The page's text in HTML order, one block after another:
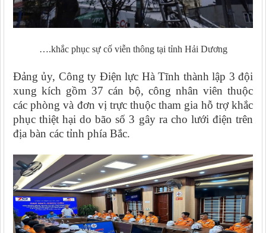
….khắc phục sự cố viễn thông tại tỉnh Hải Dương
Đảng ủy, Công ty Điện lực Hà Tĩnh thành lập 3 đội
xung kích gồm 37 cán bộ, công nhân viên thuộc
các phòng và đơn vị trực thuộc tham gia hỗ trợ khắc
phục thiệt hại do bão số 3 gây ra cho lưới điện trên
địa bàn các tỉnh phía Bắc.